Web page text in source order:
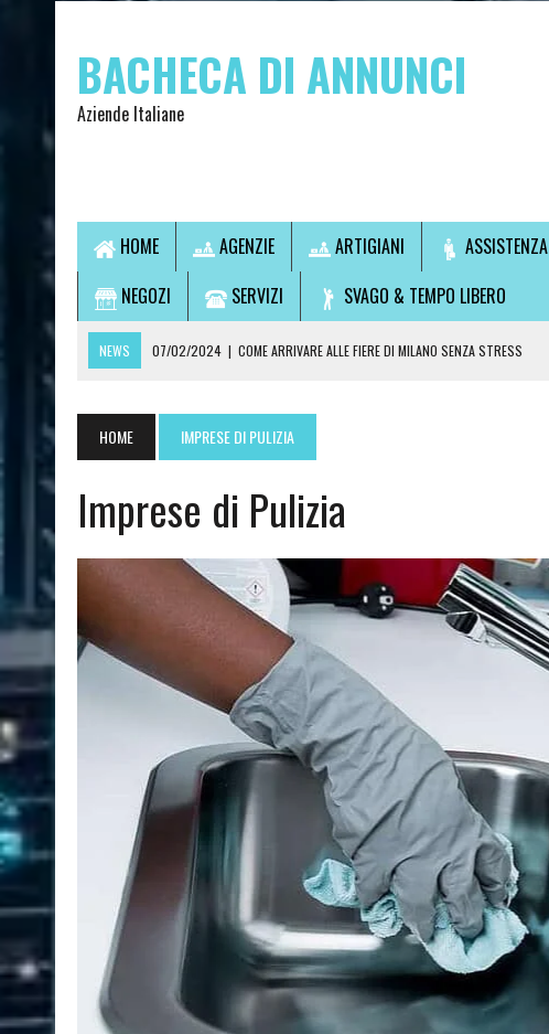
BACHECA DI ANNUNCI
Aziende Italiane
HOME AGENZIE ARTIGIANI ASSISTENZA
NEGOZI
SERVIZI SVAGO & TEMPO LIBERO
NEWS 07/02/2024 | COME ARRIVARE ALLE FIERE DI MILANO SENZA STRESS
28/07/2021 | CONSULTI DI CARTOMANZIA
QUALI SONO LE MIGLIORI PIANTE DA APPARTAMENTO
HOME IMPRESE DI PULIZIA
Imprese di Pulizia